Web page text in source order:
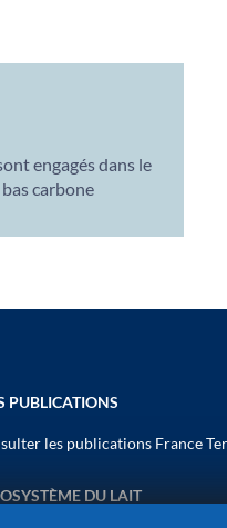
engagés dans le
carbone
PUBLICATIONS
les publications France
DU LAIT